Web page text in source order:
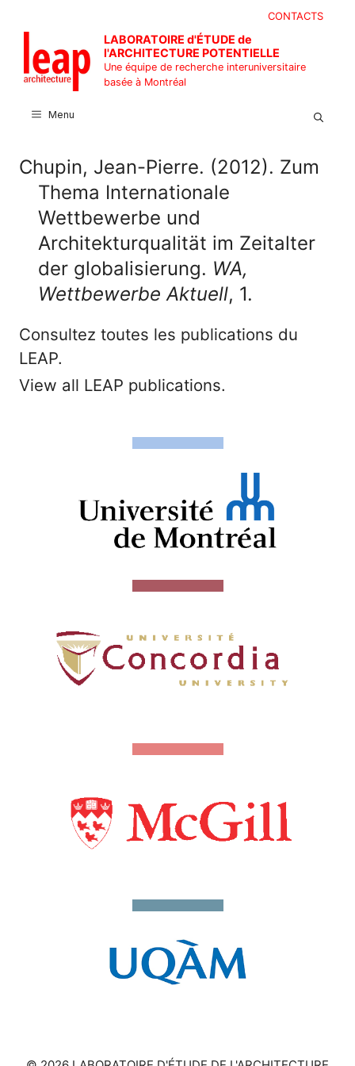
contenu
CONTACTS
LABORATOIRE d'ÉTUDE de
l'ARCHITECTURE POTENTIELLE
Une équipe de recherche interuniversitaire
basée à Montréal
Menu
Chupin, Jean-Pierre. (2012). Zum
Thema Internationale
Wettbewerbe und
Architekturqualität im Zeitalter
der globalisierung. WA,
Wettbewerbe Aktuell, 1.
Consultez toutes les publications du
LEAP.
View all LEAP publications.